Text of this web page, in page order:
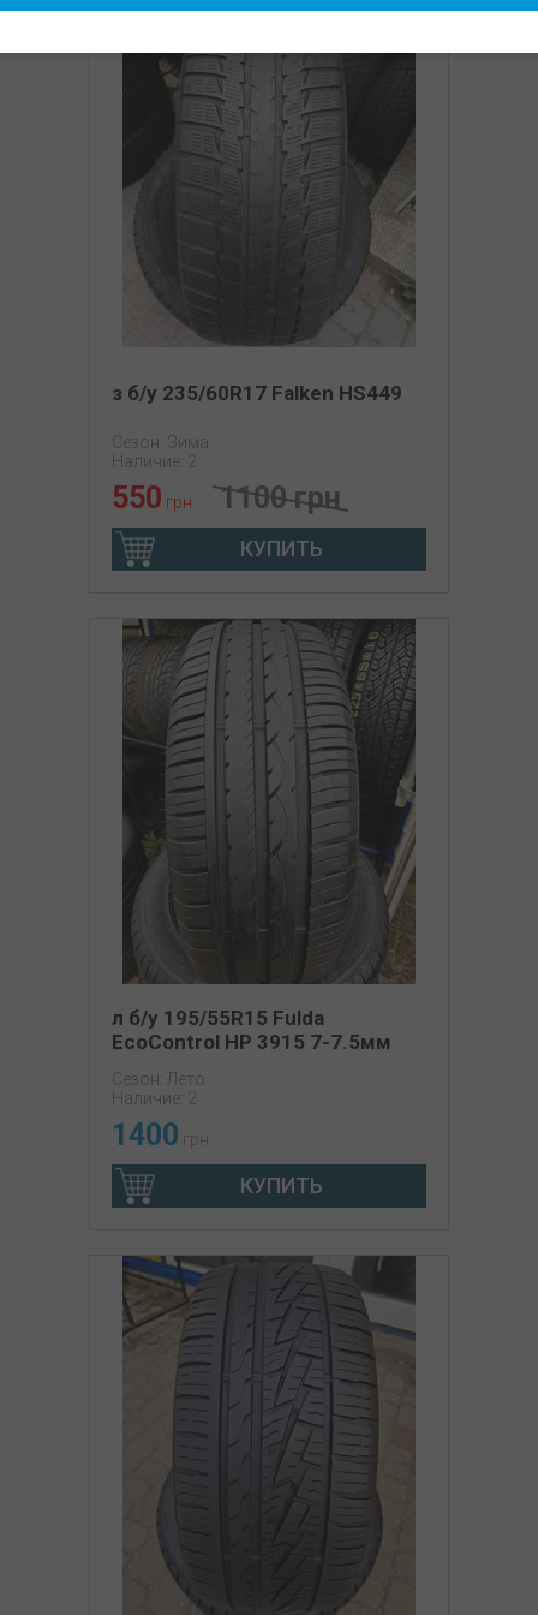
50%
з б/у 235/60R17 Falken HS449
Сезон: Зима
Наличие: 2
550 грн 1100 грн
КУПИТЬ
л б/у 195/55R15 Fulda
EcoControl HP 3915 7-7.5мм
Сезон: Лето
Наличие: 2
1400 грн
КУПИТЬ